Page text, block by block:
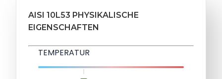
AISI 10L53 PHYSIKALISCHE
EIGENSCHAFTEN
TEMPERATUR